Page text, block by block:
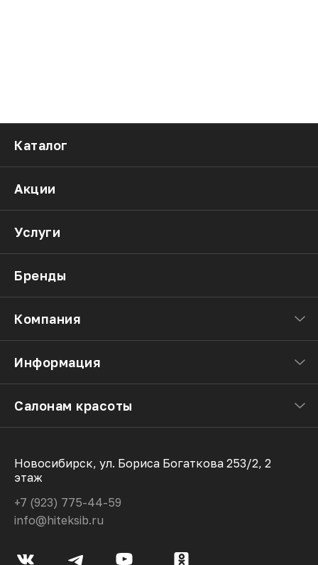
Каталог
Акции
Услуги
Бренды
Компания
Информация
Салонам красоты
Новосибирск, ул. Бориса Богаткова 253/2, 2
этаж
+7 (923) 775-44-59
info@hiteksib.ru